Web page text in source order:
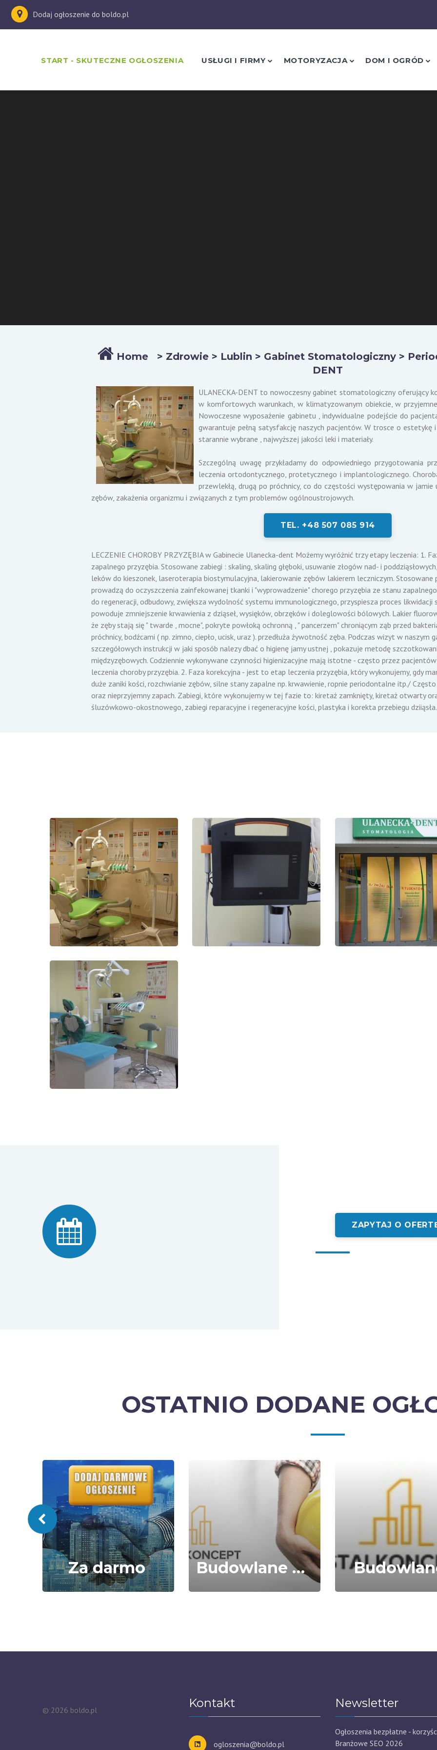
Dodaj ogłoszenie do boldo.pl
START - SKUTECZNE OGŁOSZENIA USŁUGI I FIRMY MOTORYZACJA DOM I OGRÓD
Home > Zdrowie > Lublin > Gabinet Stomatologiczny >
DENT
ULANECKA-DENT to nowoczesny gabinet stomatologiczny oferujący
w komfortowych warunkach, w klimatyzowanym obiekcie, w
Nowoczesne wyposażenie gabinetu , indywidualne podejście do
gwarantuje pełną satysfakcję naszych pacjentów. W trosce o
starannie wybrane , najwyższej jakości leki i materiały.
Szczególną uwagę przykładamy do odpowiedniego przygotowania
leczenia ortodontycznego, protetycznego i implantologicznego.
przewlekłą, drugą po próchnicy, co do częstości występowania w
zębów, zakażenia organizmu i związanych z tym problemów ogólnoustrojowych.
TEL. +48 507 085 914
LECZENIE CHOROBY PRZYZĘBIA w Gabinecie Ulanecka-dent Możemy wyróżnić trzy etapy leczenia: 1.
zapalnego przyzębia. Stosowane zabiegi : skaling, skaling głęboki, usuwanie złogów nad- i
leków do kieszonek, laseroterapia biostymulacyjna, lakierowanie zębów lakierem leczniczym.
prowadzą do oczyszczenia zainfekowanej tkanki i "wyprowadzenie" chorego przyzębia ze stanu
do regeneracji, odbudowy, zwiększa wydolność systemu immunologicznego, przyspiesza proces
powoduje zmniejszenie krwawienia z dziąseł, wysięków, obrzęków i doleglowości bólowych. Lakier
że zęby stają się " twarde , mocne", pokryte powłoką ochronną , " pancerzem" chroniącym ząb przed
próchnicy, bodźcami ( np. zimno, ciepło, ucisk, uraz ). przedłuża żywotność zęba. Podczas wizyt w
szczegółowych instrukcji w jaki sposób nalezy dbać o higienę jamy ustnej , pokazuje metodę
międzyzębowych. Codziennie wykonywane czynności higienizacyjne mają istotne - często przez
leczenia choroby przyzębia. 2. Faza korekcyjna - jest to etap leczenia przyzębia, który wykonujemy, gdy
duże zaniki kości, rozchwianie zębów, silne stany zapalne np. krwawienie, ropnie periodontalne itp./
oraz nieprzyjemny zapach. Zabiegi, które wykonujemy w tej fazie to: kiretaż zamknięty, kiretaż otwarty
śluzówkowo-okostnowego, zabiegi reparacyjne i regeneracyjne kości, plastyka i korekta przebiegu dziiąsła.
ZAPYTAJ O
OSTATNIO DODANE
Za darmo Budowlane Zlecenia
Kontakt
ogloszenia@boldo.pl
Newsletter
Ogłoszenia bezpłatne -
Branżowe SEO 2026
© 2026 boldo.pl